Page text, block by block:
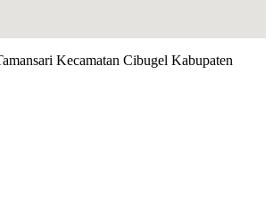
Kecamatan Cibugel Kabupaten